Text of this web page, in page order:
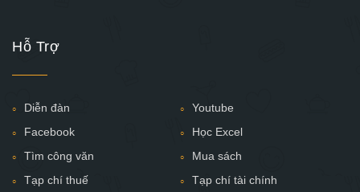
Hỗ Trợ
Diễn đàn
Youtube
Facebook
Học Excel
Tìm công văn
Mua sách
Tạp chí thuế
Tạp chí tài chính